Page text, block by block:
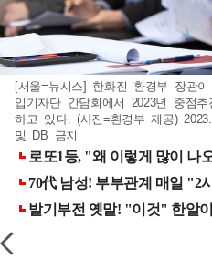
[서울=뉴시스] 한화진 환경부 장관
입기자단 간담회에서 2023년 중점
하고 있다. (사진=환경부 제공)
및 DB 금지